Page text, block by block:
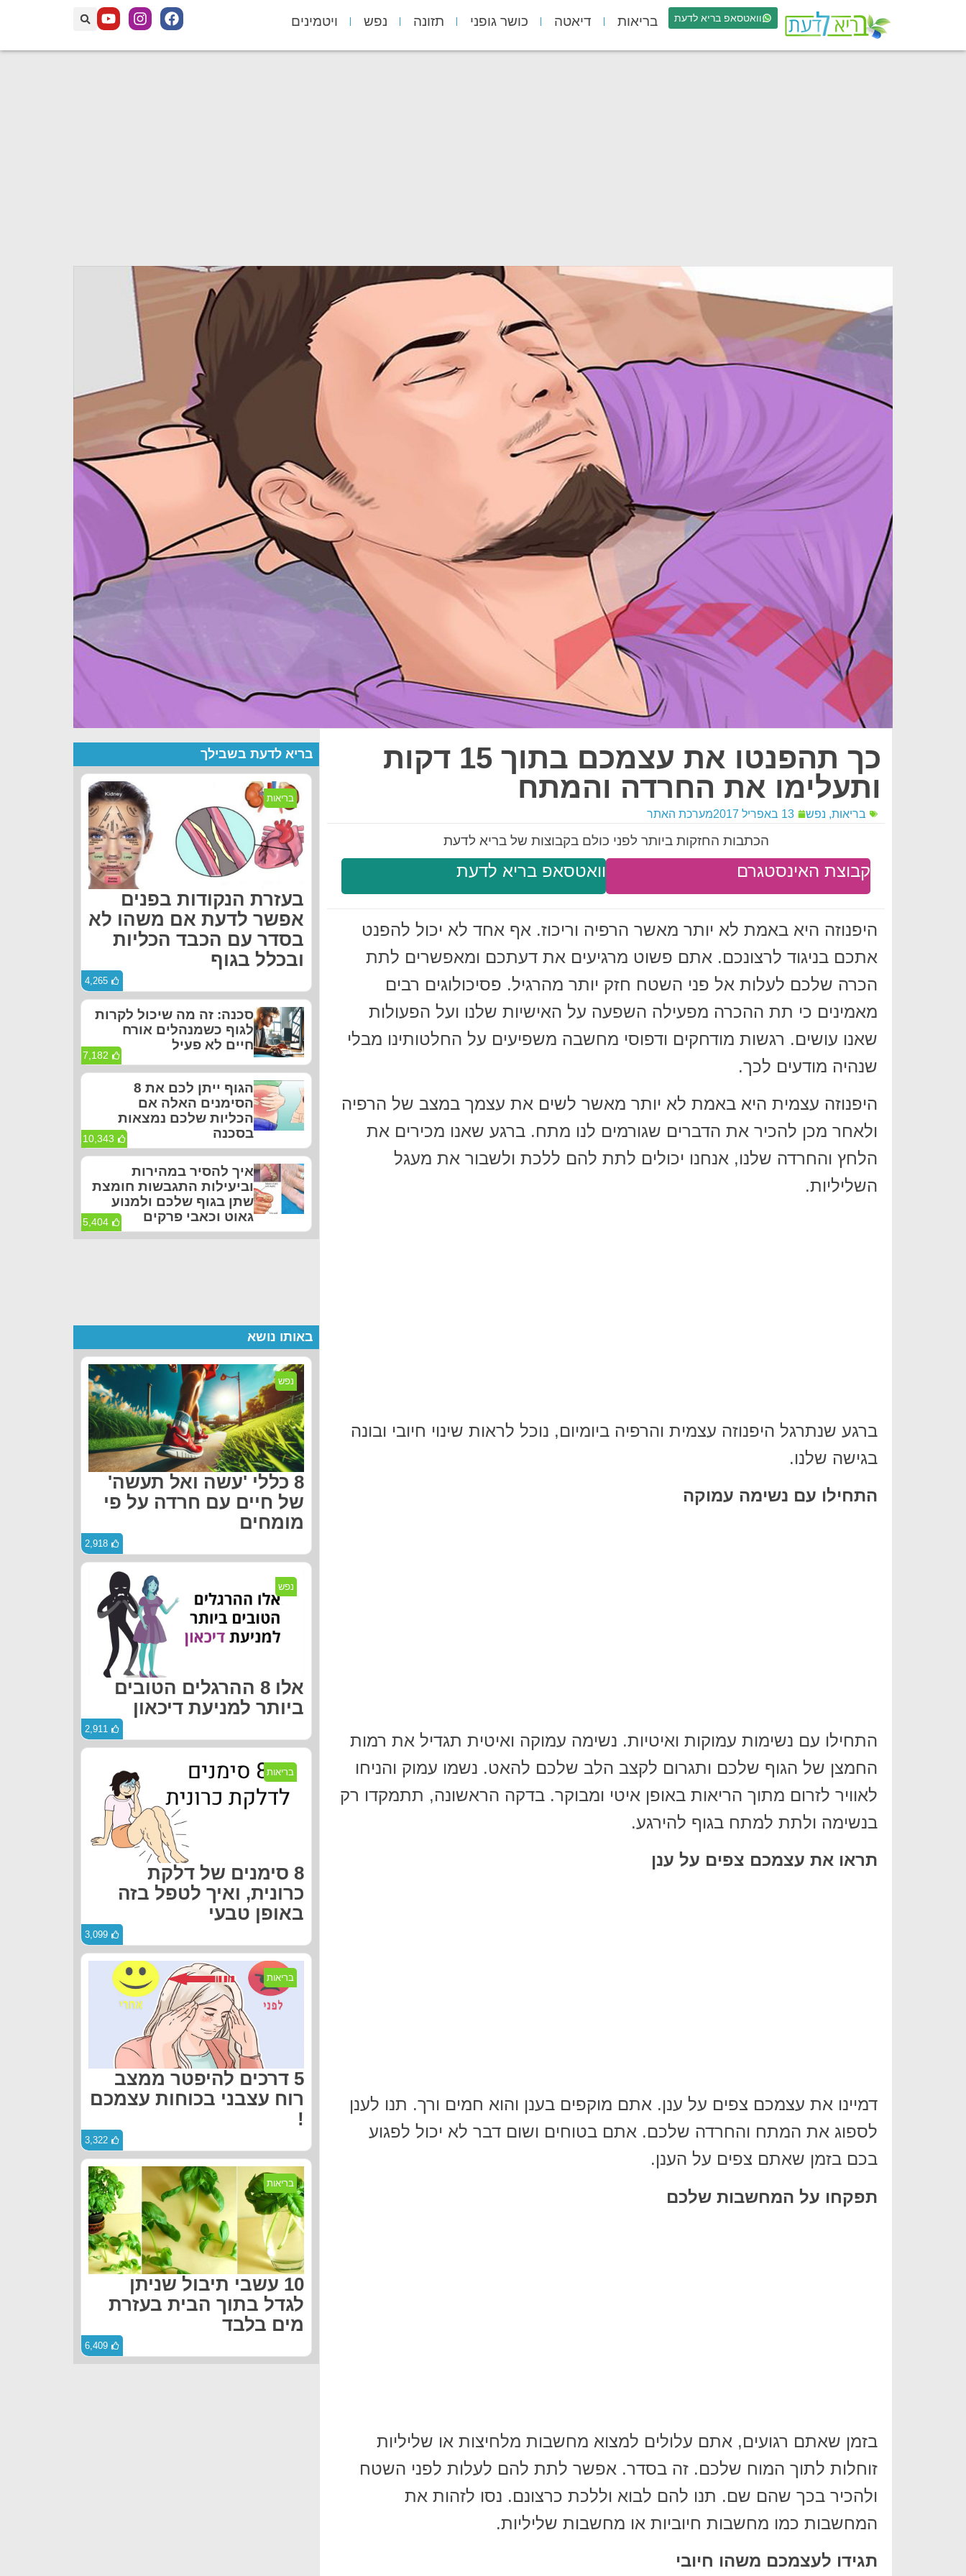
וואטסאפ בריא לדעת בריאות דיאטה כושר גופני תזונה נפש ויטמינים
כך תהפנטו את עצמכם בתוך 15 דקות
ותעלימו את החרדה והמתח
בריאות, נפש 13 באפריל 2017 מערכת האתר
הכתבות החזקות ביותר לפני כולם בקבוצות של בריא לדעת
וואטסאפ בריא לדעת קבוצת האינסטגרם
היפנוזה היא באמת לא יותר מאשר הרפיה וריכוז. אף אחד לא יכול להפנט
אתכם בניגוד לרצונכם. אתם פשוט מרגיעים את דעתכם ומאפשרים לתת
הכרה שלכם לעלות אל פני השטח חזק יותר מהרגיל. פסיכולוגים רבים
מאמינים כי תת ההכרה מפעילה השפעה על האישיות שלנו ועל הפעולות
שאנו עושים. רגשות מודחקים ודפוסי מחשבה משפיעים על החלטותינו מבלי
שנהיה מודעים לכך.
היפנוזה עצמית היא באמת לא יותר מאשר לשים את עצמך במצב של הרפיה
ולאחר מכן להכיר את הדברים שגורמים לנו מתח. ברגע שאנו מכירים את
הלחץ והחרדה שלנו, אנחנו יכולים לתת להם ללכת ולשבור את מעגל
השליליות.
ברגע שנתרגל היפנוזה עצמית והרפיה ביומיום, נוכל לראות שינוי חיובי ובונה
בגישה שלנו.
התחילו עם נשימה עמוקה
התחילו עם נשימות עמוקות ואיטיות. נשימה עמוקה ואיטית תגדיל את רמות
החמצן של הגוף שלכם ותגרום לקצב הלב שלכם להאט. נשמו עמוק והניחו
לאוויר לזרום מתוך הריאות באופן איטי ומבוקר. בדקה הראשונה, תתמקדו רק
בנשימה ולתת למתח בגוף להירגע.
תראו את עצמכם צפים על ענן
דמיינו את עצמכם צפים על ענן. אתם מוקפים בענן והוא חמים ורך. תנו לענן
לספוג את המתח והחרדה שלכם. אתם בטוחים ושום דבר לא יכול לפגוע
בכם בזמן שאתם צפים על הענן.
תפקחו על המחשבות שלכם
בזמן שאתם רגועים, אתם עלולים למצוא מחשבות מלחיצות או שליליות
זוחלות לתוך המוח שלכם. זה בסדר. אפשר לתת להם לעלות לפני השטח
ולהכיר בכך שהם שם. תנו להם לבוא וללכת כרצונם. נסו לזהות את
המחשבות כמו מחשבות חיוביות או מחשבות שליליות.
תגידו לעצמכם משהו חיובי
בריא לדעת בשבילך
בריאות
בעזרת הנקודות בפנים
אפשר לדעת אם משהו לא
בסדר עם הכבד הכליות
ובכלל בגוף
4,265
סכנה: זה מה שיכול לקרות
לגוף כשמנהלים אורח
חיים לא פעיל
7,182
הגוף ייתן לכם את 8
הסימנים האלה אם
הכליות שלכם נמצאות
בסכנה
10,343
איך להסיר במהירות
וביעילות התגבשות חומצת
שתן בגוף שלכם ולמנוע
גאוט וכאבי פרקים
5,404
באותו נושא
נפש
8 כללי 'עשה ואל תעשה'
של חיים עם חרדה על פי
מומחים
2,918
נפש
אלו 8 ההרגלים הטובים
ביותר למניעת דיכאון
2,911
בריאות
8 סימנים של דלקת
כרונית, ואיך לטפל בזה
באופן טבעי
3,099
בריאות
5 דרכים להיפטר ממצב
רוח עצבני בכוחות עצמכם
!
3,322
בריאות
10 עשבי תיבול שניתן
לגדל בתוך הבית בעזרת
מים בלבד
6,409